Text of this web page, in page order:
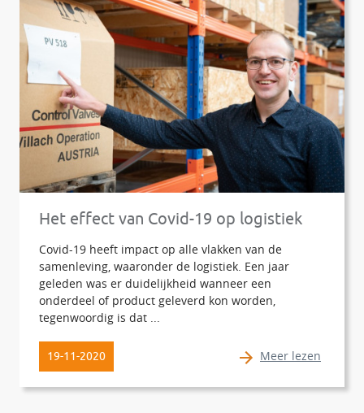
Het effect van Covid-19 op logistiek
Covid-19 heeft impact op alle vlakken van de
samenleving, waaronder de logistiek. Een jaar
geleden was er duidelijkheid wanneer een
onderdeel of product geleverd kon worden,
tegenwoordig is dat ...
19-11-2020 Meer lezen